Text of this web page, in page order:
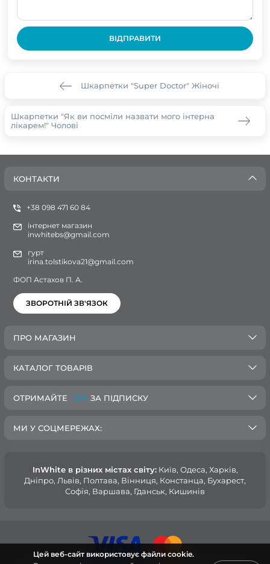
ВІДПРАВИТИ
Шкарпетки "Super Doctor" Жіночі
Шкарпетки "Як ви посміли назвати мого інтерна
лікарем!" Чолові
КОНТАКТИ
+38 098 471 60 84
інтернет магазин
inwhitebs@gmail.com
гурт
irina.tolstikova21@gmail.com
ФОП Астахов П. А.
ЗВОРОТНІЙ ЗВ'ЯЗОК
ПРО МАГАЗИН
КАТАЛОГ ТОВАРІВ
ОТРИМАЙТЕ -10% ЗА ПІДПИСКУ
МИ У СОЦМЕРЕЖАХ:
InWhite в різних містах світу:Київ, Одеса, Харків,
Дніпро, Львів, Полтава, Вінниця, Констанца, Бухарест,
Софія, Варшава, Гданськ, Кишинів
Цей веб-сайт використовує файли cookie.